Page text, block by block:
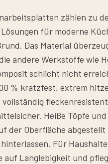
zählen zu
für moderne
Das Material
andere Werkstoffe wie
schlicht nicht
% kratzfest, extrem
vollständig
Heiße Töpfe
der Oberfläche abgestellt
Für
auf Langlebigkeit und